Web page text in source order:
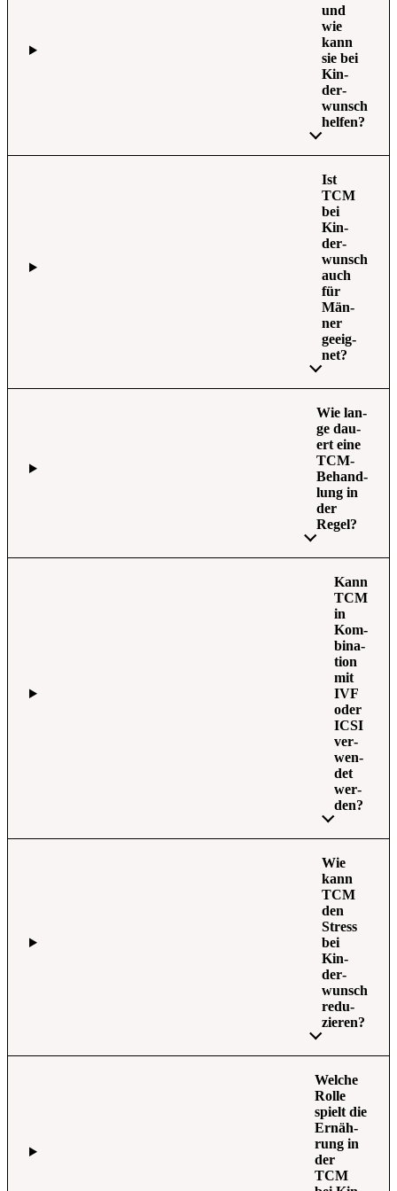
und
wie
kann
sie bei
Kin­
der­
wunsch
hel­fen?
Ist
TCM
bei
Kin­
der­
wunsch
auch
für
Män­
ner
geeig­
net?
Wie lan­
ge dau­
ert eine
TCM-
Behand­
lung in
der
Regel?
Kann
TCM
in
Kom­
bi­na­
ti­on
mit
IVF
oder
ICSI
ver­
wen­
det
wer­
den?
Wie
kann
TCM
den
Stress
bei
Kin­
der­
wunsch
redu­
zie­ren?
Wel­che
Rol­le
spielt die
Ernäh­
rung in
der
TCM